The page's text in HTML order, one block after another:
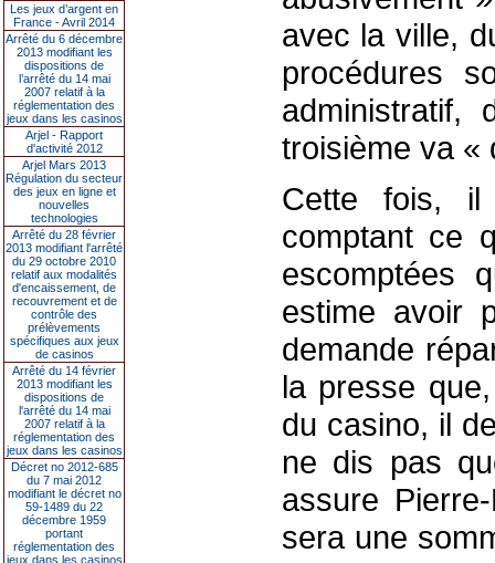
Les jeux d’argent en
France - Avril 2014
Arrêté du 6 décembre
2013 modifiant les
dispositions de
l’arrêté du 14 mai
2007 relatif à la
réglementation des
jeux dans les casinos
Arjel - Rapport
d'activité 2012
Arjel Mars 2013
Régulation du secteur
des jeux en ligne et
nouvelles
technologies
Arrêté du 28 février
2013 modifiant l'arrêté
du 29 octobre 2010
relatif aux modalités
d'encaissement, de
recouvrement et de
contrôle des
prélèvements
spécifiques aux jeux
de casinos
Arrêté du 14 février
2013 modifiant les
dispositions de
l'arrêté du 14 mai
2007 relatif à la
réglementation des
jeux dans les casinos
Décret no 2012-685
du 7 mai 2012
modifiant le décret no
59-1489 du 22
décembre 1959
portant
réglementation des
jeux dans les casinos
avec la ville,
procédures
troisième va «
Cette fois, il
comptant ce
escomptées
estime avoir
demande
la presse
du casino, il
ne dis pas
assure
sera une